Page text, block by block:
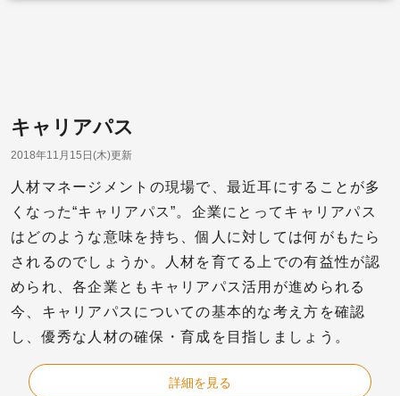
キャリアパス
2018年11月15日(木)更新
人材マネージメントの現場で、最近耳にすることが多
くなった“キャリアパス”。企業にとってキャリアパス
はどのような意味を持ち、個人に対しては何がもたら
されるのでしょうか。人材を育てる上での有益性が認
められ、各企業ともキャリアパス活用が進められる
今、キャリアパスについての基本的な考え方を確認
し、優秀な人材の確保・育成を目指しましょう。
詳細を見る